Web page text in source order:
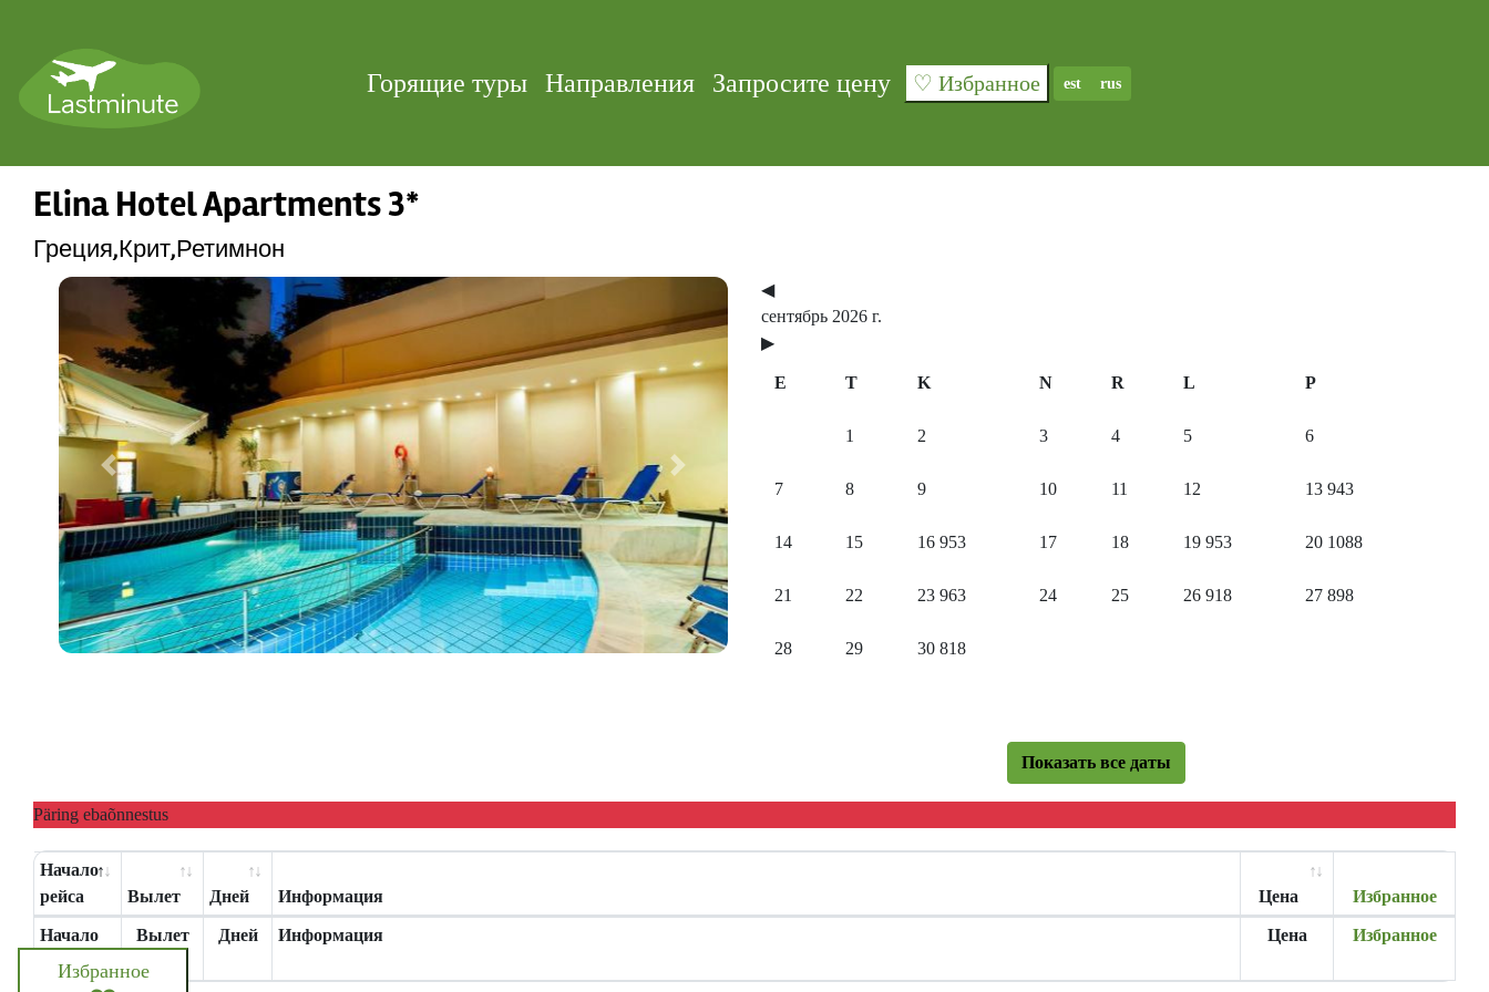
Горящие туры Направления Запросите цену ♡ Избранное est rus
Elina Hotel Apartments 3*
Греция,Крит,Ретимнон
Previous Next
◀
сентябрь 2026 г.
▶
E T K N R L P
1 2 3 4 5 6
7 8 9 10 11 12 13 943
14 15 16 953 17 18 19 953 20 1088
21 22 23 963 24 25 26 918 27 898
28 29 30 818
Показать все даты
Päring ebaõnnestus
Начало
рейса
Вылет Дней Информация Цена Избранное
Начало
рейса
Вылет Дней Информация Цена Избранное
Избранное